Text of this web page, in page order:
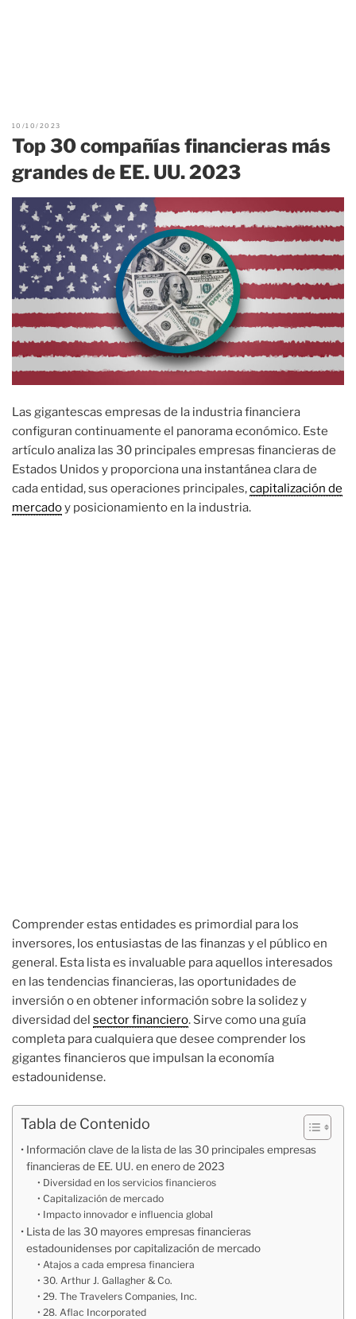
10/10/2023
Top 30 compañías financieras más
grandes de EE. UU. 2023
Las gigantescas empresas de la industria financiera
configuran continuamente el panorama económico. Este
artículo analiza las 30 principales empresas financieras de
Estados Unidos y proporciona una instantánea clara de
cada entidad, sus operaciones principales,capitalización de
mercadoy posicionamiento en la industria.
Comprender estas entidades es primordial para los
inversores, los entusiastas de las finanzas y el público en
general. Esta lista es invaluable para aquellos interesados
en las tendencias financieras, las oportunidades de
inversión o en obtener información sobre la solidez y
diversidad del sector financiero. Sirve como una guía
completa para cualquiera que desee comprender los
gigantes financieros que impulsan la economía
estadounidense.
Tabla de Contenido
Información clave de la lista de las 30 principales empresas
financieras de EE. UU. en enero de 2023
Diversidad en los servicios financieros
Capitalización de mercado
Impacto innovador e influencia global
Lista de las 30 mayores empresas financieras
estadounidenses por capitalización de mercado
Atajos a cada empresa financiera
30. Arthur J. Gallagher & Co.
29. The Travelers Companies, Inc.
28. Aflac Incorporated